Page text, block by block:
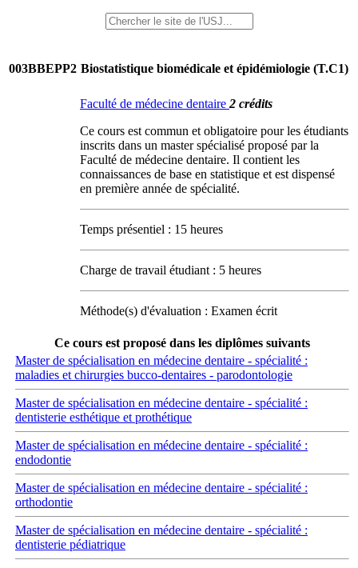
003BBEPP2 Biostatistique biomédicale et épidémiologie (T.C1)
Faculté de médecine dentaire 2 crédits
Ce cours est commun et obligatoire pour les étudiants
inscrits dans un master spécialisé proposé par la
Faculté de médecine dentaire. Il contient les
connaissances de base en statistique et est dispensé
en première année de spécialité.
Temps présentiel : 15 heures
Charge de travail étudiant : 5 heures
Méthode(s) d'évaluation : Examen écrit
Ce cours est proposé dans les diplômes suivants
Master de spécialisation en médecine dentaire - spécialité :
maladies et chirurgies bucco-dentaires - parodontologie
Master de spécialisation en médecine dentaire - spécialité :
dentisterie esthétique et prothétique
Master de spécialisation en médecine dentaire - spécialité :
endodontie
Master de spécialisation en médecine dentaire - spécialité :
orthodontie
Master de spécialisation en médecine dentaire - spécialité :
dentisterie pédiatrique